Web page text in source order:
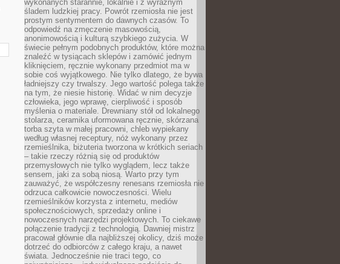
wykonanych starannie, lokalnie i z wyraźnym
śladem ludzkiej pracy. Powrót rzemiosła nie jest
prostym sentymentem do dawnych czasów. To
odpowiedź na zmęczenie masowością,
anonimowością i kulturą szybkiego zużycia. W
świecie pełnym podobnych produktów, które można
znaleźć w tysiącach sklepów i zamówić jednym
kliknięciem, ręcznie wykonany przedmiot ma w
sobie coś wyjątkowego. Nie tylko dlatego, że bywa
ładniejszy czy trwalszy. Jego wartość polega także
na tym, że niesie historię. Widać w nim decyzje
człowieka, jego wprawę, cierpliwość i sposób
myślenia o materiale. Drewniany stół od lokalnego
stolarza, ceramika uformowana ręcznie, skórzana
torba szyta w małej pracowni, chleb wypiekany
według własnej receptury, nóż wykonany przez
rzemieślnika, biżuteria tworzona w krótkich seriach
– takie rzeczy różnią się od produktów
przemysłowych nie tylko wyglądem, lecz także
sensem, jaki za sobą niosą. Warto przy tym
zauważyć, że współczesny renesans rzemiosła nie
odrzuca całkowicie nowoczesności. Wielu
rzemieślników korzysta z internetu, mediów
społecznościowych, sprzedaży online i
nowoczesnych narzędzi projektowych. To ciekawe
połączenie tradycji z technologią. Dawniej mistrz
pracował głównie dla najbliższej okolicy, dziś może
dotrzeć do odbiorców z całego kraju, a nawet
świata. Jednocześnie nie traci tego, co